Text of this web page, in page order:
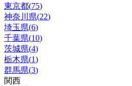
東京都(75)
神奈川県(22)
埼玉県(6)
千葉県(10)
茨城県(4)
栃木県(1)
群馬県(3)
関西